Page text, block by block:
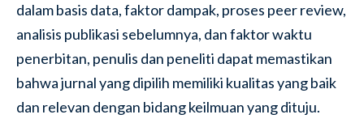
dalam basis data, faktor dampak, proses peer review,
analisis publikasi sebelumnya, dan faktor waktu
penerbitan, penulis dan peneliti dapat memastikan
bahwa jurnal yang dipilih memiliki kualitas yang baik
dan relevan dengan bidang keilmuan yang dituju.